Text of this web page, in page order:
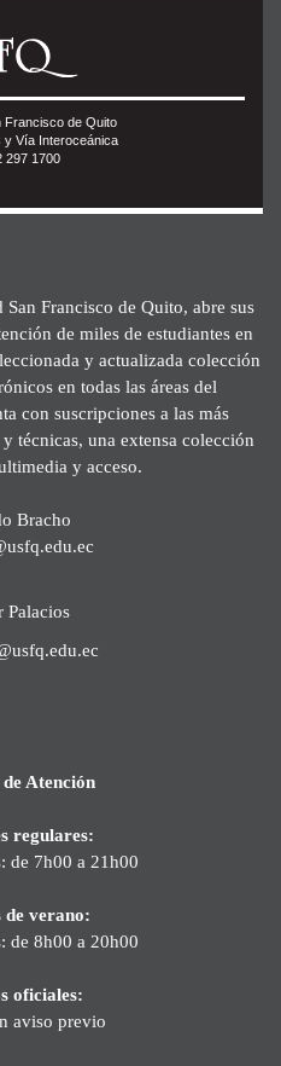
Francisco de Quito
y Vía Interoceánica
297 1700
Francisco de Quito, abre sus
de miles de estudiantes en
y actualizada colección
en todas las áreas del
con suscripciones a las más
técnicas, una extensa colección
y acceso.
Bracho
Palacios
Atención
regulares:
de 7h00 a 21h00
de verano:
de 8h00 a 20h00
oficiales:
aviso previo